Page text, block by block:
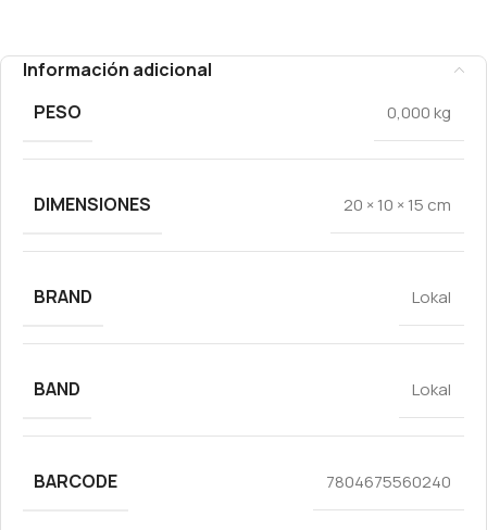
Información adicional
PESO
0,000 kg
DIMENSIONES 20 × 10 × 15 cm
BRAND Lokal
BAND Lokal
BARCODE 7804675560240